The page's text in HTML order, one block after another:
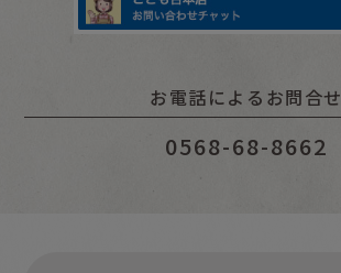
お電話によるお問合せ
0568-68-8662